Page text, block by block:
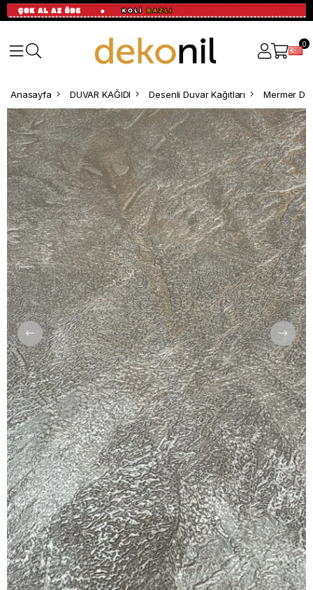
0
Anasayfa DUVAR KAĞIDI Desenli Duvar Kağıtları Mermer